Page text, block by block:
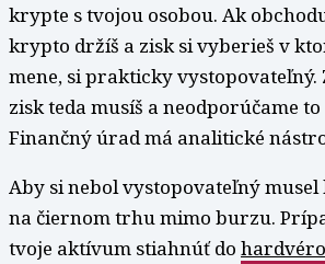
krypte s tvojou osobou. Ak
krypto držíš a zisk si vyberieš v
mene, si prakticky vystopovateľný.
zisk teda musíš a neodporúčame
Finančný úrad má analitické
Aby si nebol vystopovateľný
na čiernom trhu mimo burzu.
tvoje aktívum stiahnúť do